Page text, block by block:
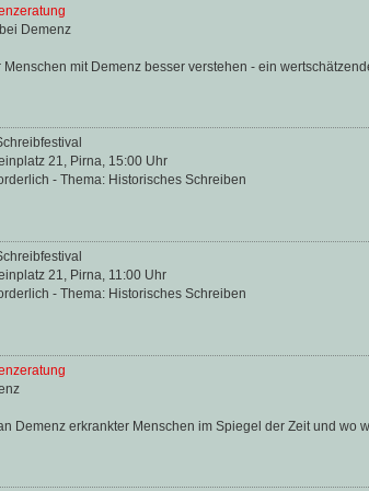
Demenz
mit Demenz besser verstehen - ein
21, Pirna, 15:00 Uhr
- Thema: Historisches Schreiben
21, Pirna, 11:00 Uhr
- Thema: Historisches Schreiben
Demenz erkrankter Menschen im Spiegel der Zeit und wo